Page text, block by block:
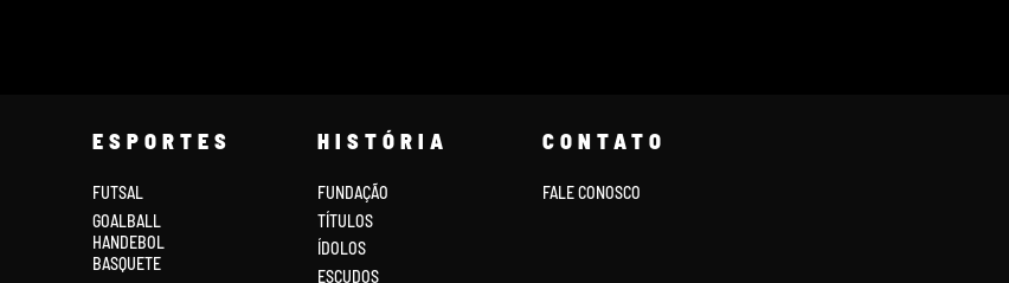
ESPORTES
FUTSAL
GOALBALL
HANDEBOL
BASQUETE
HISTÓRIA
FUNDAÇÃO
TÍTULOS
ÍDOLOS
ESCUDOS
CONTATO
FALE CONOSCO